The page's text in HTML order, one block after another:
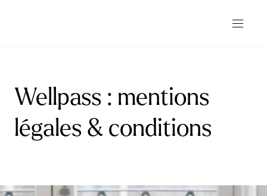
Wellpass : mentions
légales & conditions